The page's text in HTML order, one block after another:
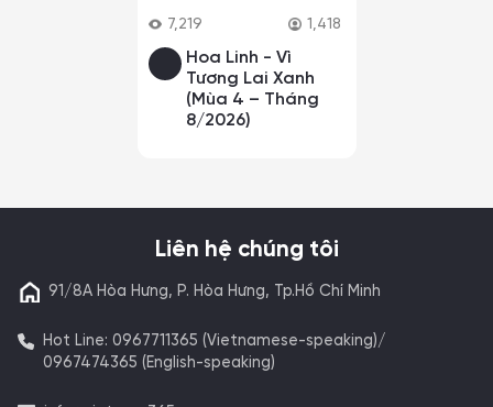
7,219 1,418
Hoa Linh - Vì
Tương Lai Xanh
(Mùa 4 – Tháng
8/2026)
Liên hệ chúng tôi
91/8A Hòa Hưng, P. Hòa Hưng, Tp.Hồ Chí Minh
Hot Line: 0967711365 (Vietnamese-speaking)/
0967474365 (English-speaking)